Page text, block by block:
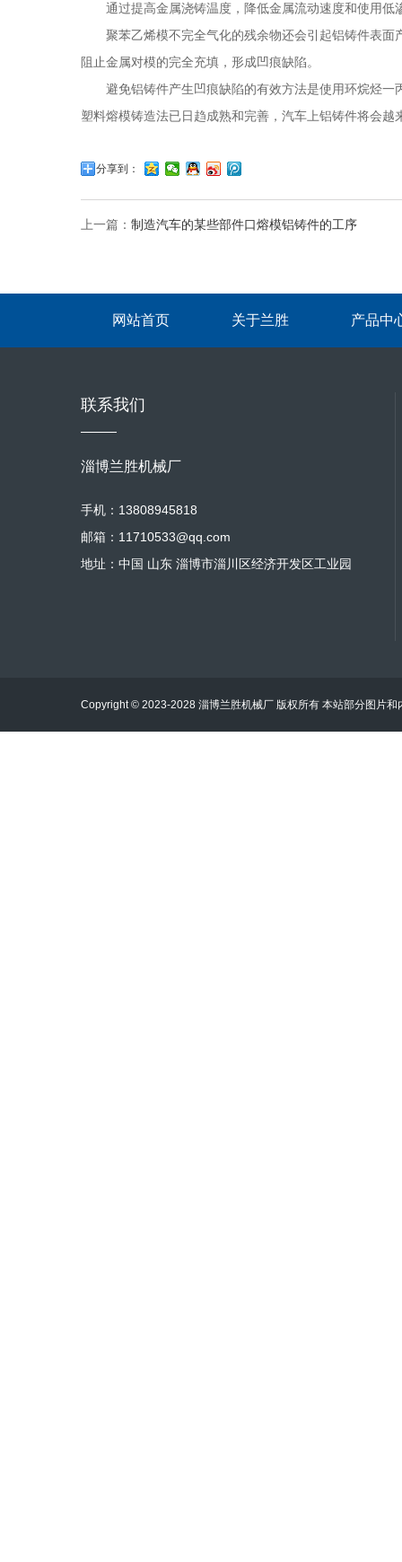
通过提高金属浇铸温度，降低金属流动速度和使用低
聚苯乙烯模不完全气化的残余物还会引起铝铸件表面
阻止金属对模的完全充填，形成凹痕缺陷。
避免铝铸件产生凹痕缺陷的有效方法是使用环烷烃一
塑料熔模铸造法已日趋成熟和完善，汽车上铝铸件将会越
分享到：
上一篇： 制造汽车的某些部件口熔模铝铸件的工序
网站首页 关于兰胜 产品中
联系我们
淄博兰胜机械厂
手机：13808945818
邮箱：11710533@qq.com
地址：中国 山东 淄博市淄川区经济开发区工业园
Copyright © 2023-2028 淄博兰胜机械厂 版权所有 本站部分图片